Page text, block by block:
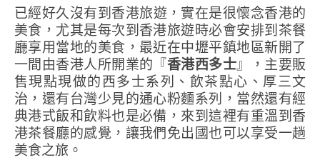
已經好久沒有到香港旅遊，實在是很懷念香港的
美食，尤其是每次到香港旅遊時必會安排到茶餐
廳享用當地的美食，最近在中壢平鎮地區新開了
一間由香港人所開業的『香港西多士』，主要販
售現點現做的西多士系列、飲茶點心、厚三文
治，還有台灣少見的通心粉麵系列，當然還有經
典港式飯和飲料也是必備，來到這裡有重溫到香
港茶餐廳的感覺，讓我們免出國也可以享受一趟
美食之旅。